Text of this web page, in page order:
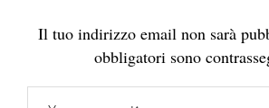
Il tuo indirizzo email non sarà
obbligatori sono